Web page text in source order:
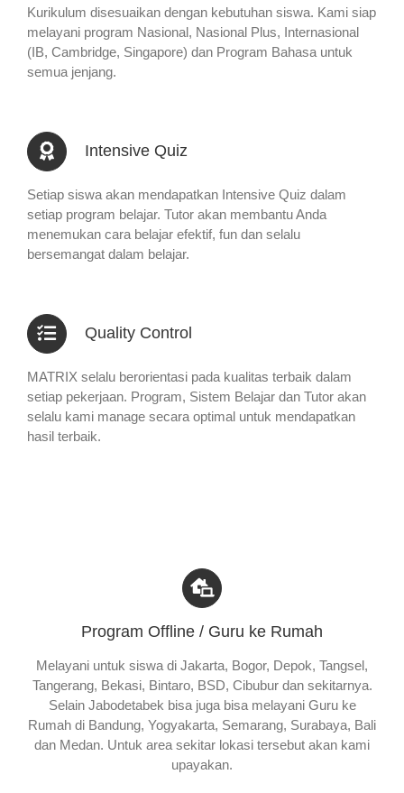
Kurikulum disesuaikan dengan kebutuhan siswa. Kami siap
melayani program Nasional, Nasional Plus, Internasional
(IB, Cambridge, Singapore) dan Program Bahasa untuk
semua jenjang.
Intensive Quiz
Setiap siswa akan mendapatkan Intensive Quiz dalam
setiap program belajar. Tutor akan membantu Anda
menemukan cara belajar efektif, fun dan selalu
bersemangat dalam belajar.
Quality Control
MATRIX selalu berorientasi pada kualitas terbaik dalam
setiap pekerjaan. Program, Sistem Belajar dan Tutor akan
selalu kami manage secara optimal untuk mendapatkan
hasil terbaik.
Program Offline / Guru ke Rumah
Melayani untuk siswa di Jakarta, Bogor, Depok, Tangsel,
Tangerang, Bekasi, Bintaro, BSD, Cibubur dan sekitarnya.
Selain Jabodetabek bisa juga bisa melayani Guru ke
Rumah di Bandung, Yogyakarta, Semarang, Surabaya, Bali
dan Medan. Untuk area sekitar lokasi tersebut akan kami
upayakan.